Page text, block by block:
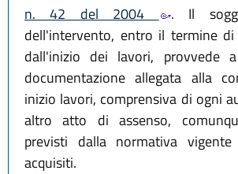
n. 42 del 2004
. Il
dell'intervento, entro il termine di
dall'inizio dei lavori, provvede
documentazione allegata alla
inizio lavori, comprensiva di ogni
altro atto di assenso,
previsti dalla normativa
acquisiti.